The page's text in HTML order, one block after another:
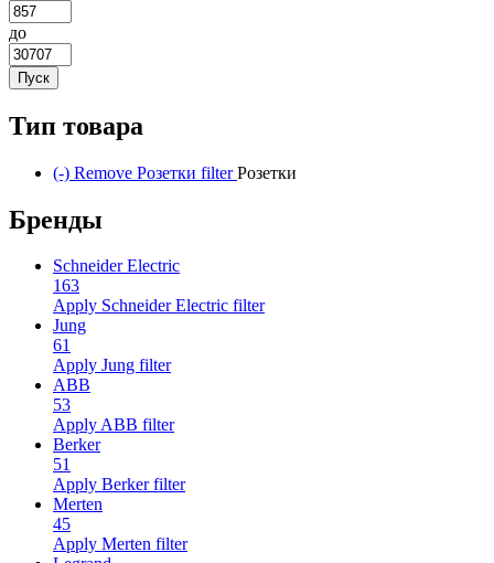
до
Тип товара
(-) Remove Розетки filterРозетки
Бренды
Schneider Electric
163
Apply Schneider Electric filter
Jung
61
Apply Jung filter
ABB
53
Apply ABB filter
Berker
51
Apply Berker filter
Merten
45
Apply Merten filter